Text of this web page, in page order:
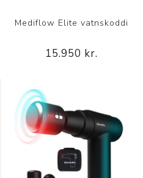
Mediflow Elite vatnskoddi
15.950 kr.